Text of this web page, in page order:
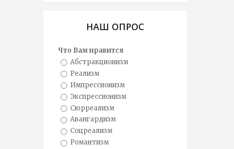
НАШ ОПРОС
Что Вам нравится
Абстракционизм
Реализм
Импрессионизм
Экспрессионизм
Сюрреализм
Авангардизм
Соцреализм
Романтизм